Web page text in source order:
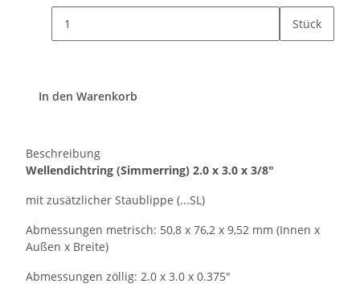
Stück
In den Warenkorb
Beschreibung
Wellendichtring (Simmerring) 2.0 x 3.0 x 3/8"
mit zusätzlicher Staublippe (...SL)
Abmessungen metrisch: 50,8 x 76,2 x 9,52 mm (Innen x
Außen x Breite)
Abmessungen zöllig: 2.0 x 3.0 x 0.375"